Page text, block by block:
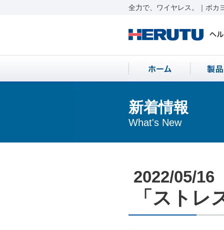
全力で、ワイヤレス。｜ポカ
新着情報
What's New
2022/05/16
「スト